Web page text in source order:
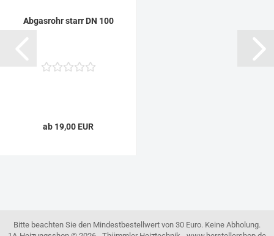
Abgasrohr starr DN 100
ab 19,00 EUR
Bitte beachten Sie den Mindestbestellwert von 30 Euro. Keine Abholung.